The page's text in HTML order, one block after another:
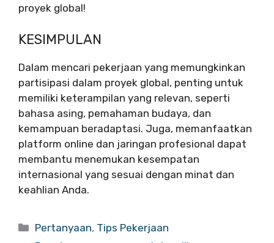
proyek global!
KESIMPULAN
Dalam mencari pekerjaan yang memungkinkan
partisipasi dalam proyek global, penting untuk
memiliki keterampilan yang relevan, seperti
bahasa asing, pemahaman budaya, dan
kemampuan beradaptasi. Juga, memanfaatkan
platform online dan jaringan profesional dapat
membantu menemukan kesempatan
internasional yang sesuai dengan minat dan
keahlian Anda.
Categories
Pertanyaan, Tips Pekerjaan